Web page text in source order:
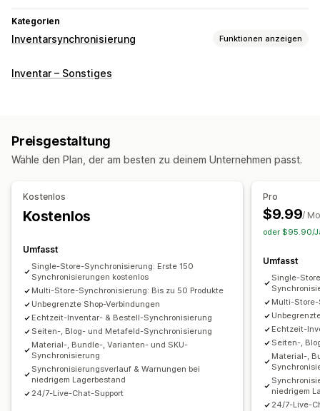
Kategorien
Inventarsynchronisierung Funktionen anzeigen
Synchronisierungsart
Benachrichtigungen und Berichte
Benutzerdefinierte Benachrichtigungen
Bestellupdates
E-Mail-Benachrichtigungen
Benachrichtigungen über niedrige Lagerbestände
Datenimport und -export
Leistungskennzahlen
Echtzeitstatus
Detaillierte Protokolle
Inventar – Sonstiges
Preisgestaltung
Wähle den Plan, der am besten zu deinem Unternehmen passt.
Kostenlos
Kostenlos
Umfasst
Single-Store-Synchronisierung: Erste 150
Synchronisierungen kostenlos
Multi-Store-Synchronisierung: Bis zu 50 Produkte
Unbegrenzte Shop-Verbindungen
Echtzeit-Inventar- & Bestell-Synchronisierung
Seiten-, Blog- und Metafeld-Synchronisierung
Material-, Bundle-, Varianten- und SKU-
Synchronisierung
Synchronisierungsverlauf & Warnungen bei
niedrigem Lagerbestand
24/7-Live-Chat-Support
Pro
$9.99/
oder $95.90/
Umfasst
Single-
Multi-
Echtzeit-
Seiten-,
Material-,
niedrigem
24/7-Live-